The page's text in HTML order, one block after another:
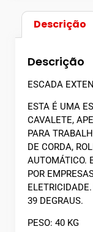
Descrição
Descrição
ESCADA
ESTA É UMA
CAVALETE,
PARA
DE CORDA,
AUTOMÁTICO.
POR
39 DEGRAUS.
PESO: 40 KG